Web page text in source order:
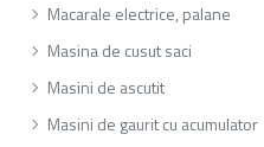
Macarale electrice, palane
Masina de cusut saci
Masini de ascutit
Masini de gaurit cu acumulator